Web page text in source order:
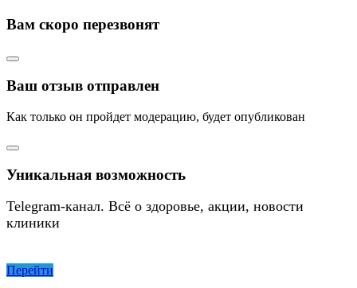
Вам скоро перезвонят
Ваш отзыв отправлен
Как только он пройдет модерацию, будет опубликован
Уникальная возможность
Telegram-канал. Всё о здоровье, акции, новости
клиники
Перейти